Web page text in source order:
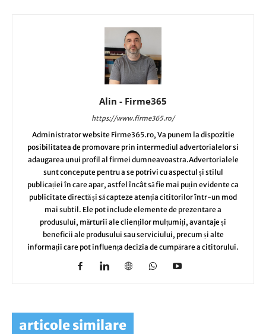
Alin - Firme365
https://www.firme365.ro/
Administrator website Firme365.ro, Va punem la dispozitie
posibilitatea de promovare prin intermediul advertorialelor si
adaugarea unui profil al firmei dumneavoastra.Advertorialele
sunt concepute pentru a se potrivi cu aspectul și stilul
publicației în care apar, astfel încât să fie mai puțin evidente ca
publicitate directă și să capteze atenția cititorilor într-un mod
mai subtil. Ele pot include elemente de prezentare a
produsului, mărturii ale clienților mulțumiți, avantaje și
beneficii ale produsului sau serviciului, precum și alte
informații care pot influența decizia de cumpărare a cititorului.
articole similare